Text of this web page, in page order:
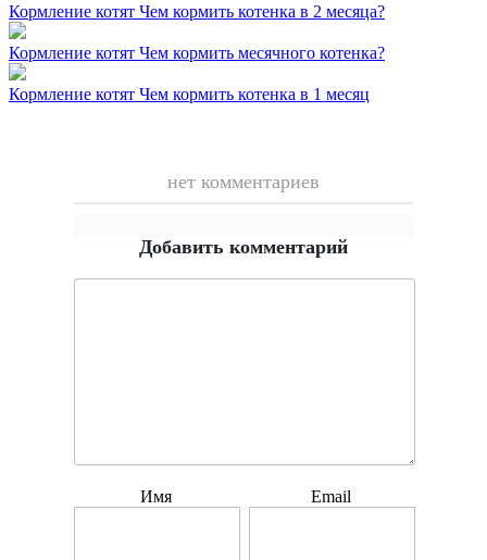
Кормление котят Чем кормить котенка в 2 месяца?
Кормление котят Чем кормить месячного котенка?
Кормление котят Чем кормить котенка в 1 месяц
нет комментариев
Добавить комментарий
Имя Email